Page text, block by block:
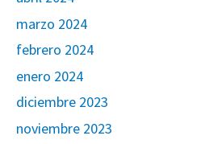
marzo 2024
febrero 2024
enero 2024
diciembre 2023
noviembre 2023